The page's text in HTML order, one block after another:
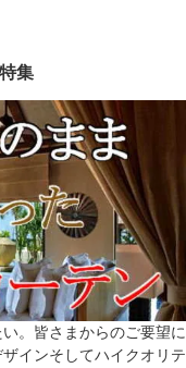
集
。皆さまからのご要望に
インそしてハイクオリテ